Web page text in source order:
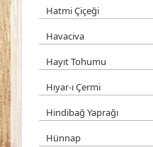
Hatmi Çiçeği
Havaciva
Hayıt Tohumu
Hıyar-ı Çermi
Hindibağ Yaprağı
Hünnap